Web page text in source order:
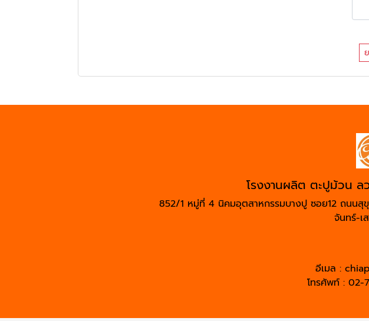
โรงงานผลิต ตะปูม้วน
852/1 หมู่ที่ 4 นิคมอุตสาหกรรมบางปู ซอย12 ถนนสุ
จันทร์-เ
อีเมล :
โทรศัพท์ : 02-